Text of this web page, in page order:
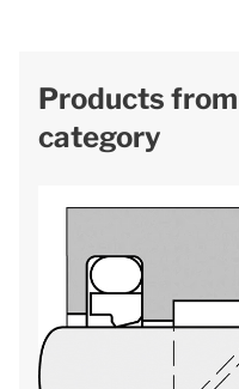
Products
category